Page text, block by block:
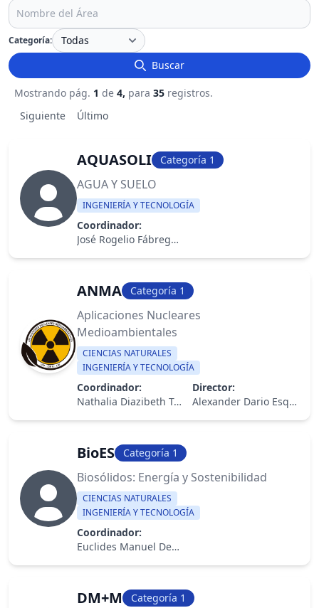
Categoría:
Buscar
Mostrando pág. 1 de 4, para 35 registros.
Siguiente
Último
AQUASOLI Categoría 1
AGUA Y SUELO
INGENIERÍA Y TECNOLOGÍA
Coordinador:
José Rogelio Fábrega Duque
ANMA Categoría 1
Aplicaciones Nucleares
Medioambientales
CIENCIAS NATURALES
INGENIERÍA Y TECNOLOGÍA
Coordinador:
Nathalia Diazibeth Tejedor Flores
Director:
Alexander Dario Esquivel López
BioES Categoría 1
Biosólidos: Energía y Sostenibilidad
CIENCIAS NATURALES
INGENIERÍA Y TECNOLOGÍA
Coordinador:
Euclides Manuel Deago De León
DM+M Categoría 1